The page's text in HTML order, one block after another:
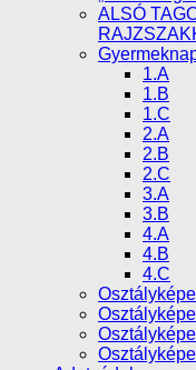
ALSÓ
1.A
1.B
1.C
2.A
2.B
2.C
3.A
3.B
4.A
4.B
4.C